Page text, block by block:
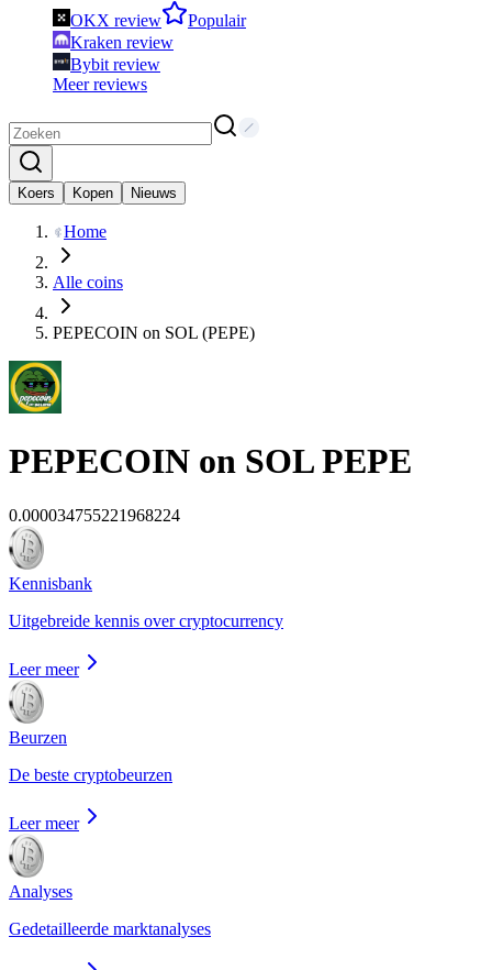
OKX review
Populair
Kraken review
Bybit review
Meer reviews
Koers Kopen Nieuws
Home
Alle coins
PEPECOIN on SOL (PEPE)
PEPECOIN on SOL PEPE
0.000034755221968224
Kennisbank
Uitgebreide kennis over cryptocurrency
Leer meer
Beurzen
De beste cryptobeurzen
Leer meer
Analyses
Gedetailleerde marktanalyses